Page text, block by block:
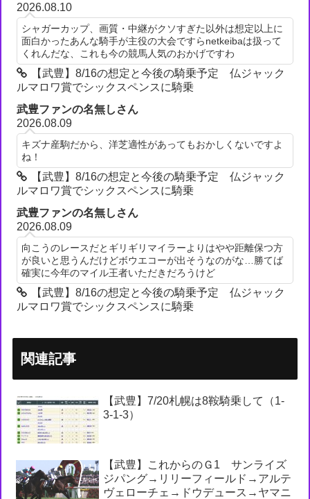
2026.08.10
シャガーカップ、画質・中継がクソすぎた以外は想定以上に
面白かったあんな騎手が主役の大会ですらnetkeibaは扱って
くれんだな、これも今の競馬人気のおかげですわ
【武豊】8/16の想定と今後の騎乗予定 仏ジャック
ルマロワ賞でシックスペンスに騎乗
武豊ファンの名無しさん
2026.08.09
キズナ産駒だから、洋芝適性があってもおかしくないですよ
ね！
【武豊】8/16の想定と今後の騎乗予定 仏ジャック
ルマロワ賞でシックスペンスに騎乗
武豊ファンの名無しさん
2026.08.09
向こうのレースだとギリギリマイラーよりはやや距離保つ方
が良いと思うんだけどボウエコーが出そうなのがな…勝てば
確実に今年のマイル王者いただきだろうけど
【武豊】8/16の想定と今後の騎乗予定 仏ジャック
ルマロワ賞でシックスペンスに騎乗
関連記事
【武豊】7/20札幌は8鞍騎乗して（1-
3-1-3）
【武豊】これからのＧ1 サンライズ
ジパング→リリーフィールド→アルテ
ヴェローチェ→ドウデュース→ヤマニ